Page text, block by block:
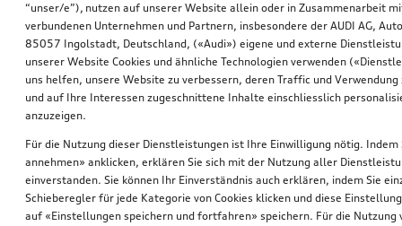
“unser/e”), nutzen auf unserer Website allein oder in Zusammenarbeit
verbundenen Unternehmen und Partnern, insbesondere der AUDI AG,
85057 Ingolstadt, Deutschland, («Audi») eigene und externe
unserer Website Cookies und ähnliche Technologien verwenden
uns helfen, unsere Website zu verbessern, deren Traffic und Verwendung
und auf Ihre Interessen zugeschnittene Inhalte einschliesslich
anzuzeigen.
Für die Nutzung dieser Dienstleistungen ist Ihre Einwilligung nötig. Indem
annehmen» anklicken, erklären Sie sich mit der Nutzung aller
einverstanden. Sie können Ihr Einverständnis auch erklären, indem Sie
Schieberegler für jede Kategorie von Cookies klicken und diese
auf «Einstellungen speichern und fortfahren» speichern. Für die Nutzung